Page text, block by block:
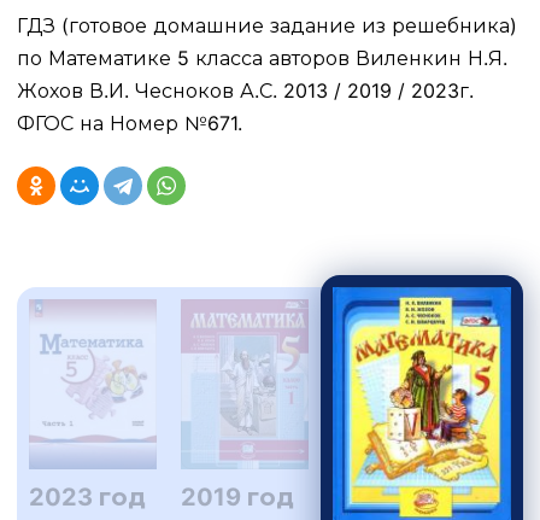
ГДЗ (готовое домашние задание из решебника)
по Математике 5 класса авторов Виленкин Н.Я.
Жохов В.И. Чесноков А.С. 2013 / 2019 / 2023г.
ФГОС на Номер №671.
2023 год 2019 год